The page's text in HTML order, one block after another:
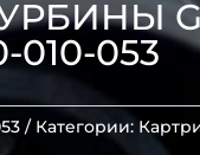
010-053
Категории: